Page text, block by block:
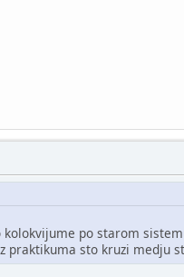
po starom
praktikuma sto kruzi medju